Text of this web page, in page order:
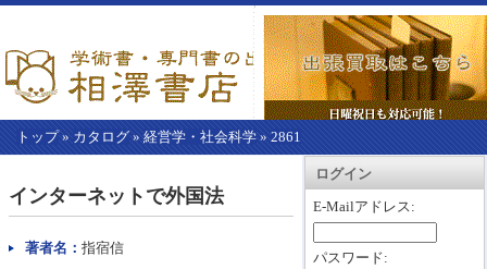
トップ» カタログ » 経営学・社会科学 » 2861
カートを見る
ログイン
E-Mailアドレス:
パスワード:
か
本
インターネットで外国法
著者名： 指宿信